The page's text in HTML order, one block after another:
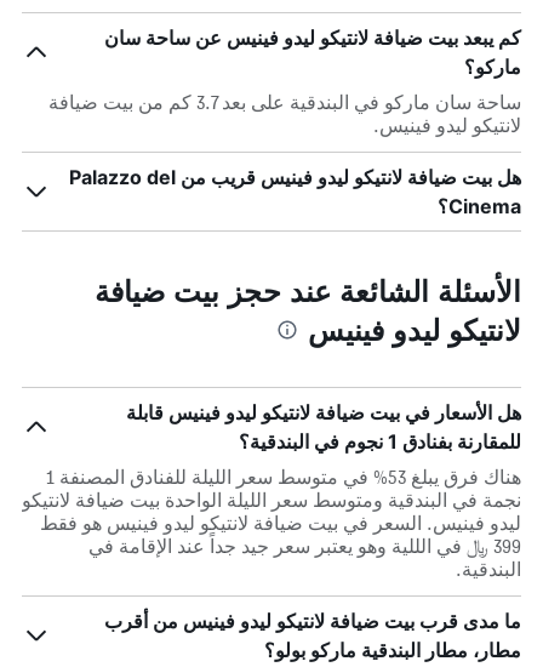
كم يبعد بيت ضيافة لانتيكو ليدو فينيس عن ساحة سان
ماركو؟
ساحة سان ماركو في البندقية على بعد 3.7 كم من بيت ضيافة
لانتيكو ليدو فينيس.
هل بيت ضيافة لانتيكو ليدو فينيس قريب من Palazzo del
Cinema؟
الأسئلة الشائعة عند حجز بيت ضيافة
لانتيكو ليدو فينيس
هل الأسعار في بيت ضيافة لانتيكو ليدو فينيس قابلة
للمقارنة بفنادق 1 نجوم في البندقية؟
هناك فرق يبلغ 53% في متوسط ​​سعر الليلة للفنادق المصنفة 1
نجمة في البندقية ومتوسط ​​سعر الليلة الواحدة بيت ضيافة لانتيكو
ليدو فينيس. السعر في بيت ضيافة لانتيكو ليدو فينيس هو فقط
399 ﷼ في الللية وهو يعتبر سعر جيد جداً عند الإقامة في
البندقية.
ما مدى قرب بيت ضيافة لانتيكو ليدو فينيس من أقرب
مطار، مطار البندقية ماركو بولو؟